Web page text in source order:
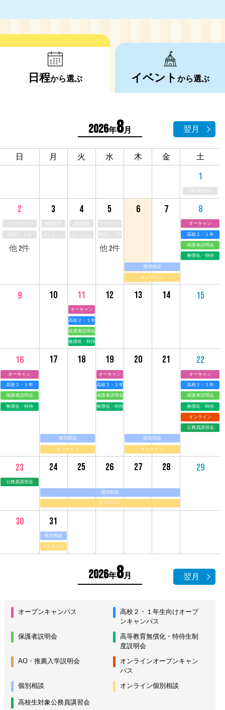
日程から選ぶ イベント から選ぶ
2026年8月 翌月
日 月 火 水 木 金 土
1
2
他 2件
3 4 5
他 2件
6
個別相談
オンライン
7 8
オーキャン
高校２・１年
保護者説明会
無償化・特待
9 10 11
オーキャン
高校２・１年
保護者説明会
無償化・特待
12 13 14 15
16
オーキャン
高校２・１年
保護者説明会
無償化・特待
17
個別相談
オンライン
18 19
オーキャン
高校２・１年
保護者説明会
無償化・特待
20
個別相談
オンライン
21 22
オーキャン
高校２・１年
保護者説明会
無償化・特待
オンライン
公務員講習会
23
公務員講習会
24
個別相談
オンライン
25 26 27 28 29
30 31
個別相談
オンライン
2026年8月 翌月
オープンキャンパス
高校２・１年生向けオープ
ンキャンパス
保護者説明会
高等教育無償化・特待生制
度説明会
AO・推薦入学説明会
オンラインオープンキャン
パス
個別相談
オンライン個別相談
高校生対象公務員講習会